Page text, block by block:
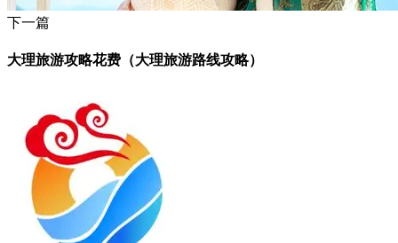
下一篇
大理旅游攻略花费（大理旅游路线攻略）